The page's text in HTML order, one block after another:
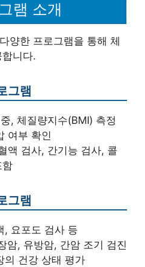
램 소개
양한 프로그램을 통해 체
니다.
그램
, 체질량지수(BMI) 측정
여부 확인
액 검사, 간기능 검사, 콜
함
그램
, 요포도 검사 등
암, 유방암, 간암 조기 검진
의 건강 상태 평가